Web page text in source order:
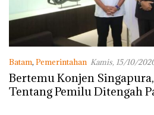
Batam, Pemerintahan Kamis, 15/10/
Bertemu Konjen
Tentang Pemilu Ditengah